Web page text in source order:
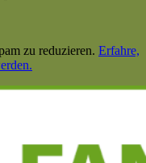
zu reduzieren. Erfahre,